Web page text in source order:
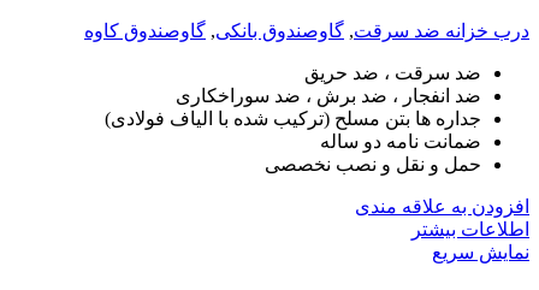
درب خزانه ضد سرقت, گاوصندوق بانکی, گاوصندوق کاوه
ضد سرقت ، ضد حریق
ضد انفجار ، ضد برش ، ضد سوراخکاری
جداره ها بتن مسلح (ترکیب شده با الیاف فولادی)
ضمانت نامه دو ساله
حمل و نقل و نصب نخصصی
افزودن به علاقه مندی
اطلاعات بیشتر
نمایش سریع